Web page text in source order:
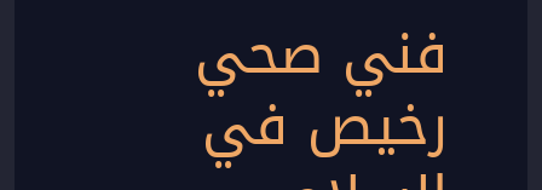
فني صحي
رخيص في